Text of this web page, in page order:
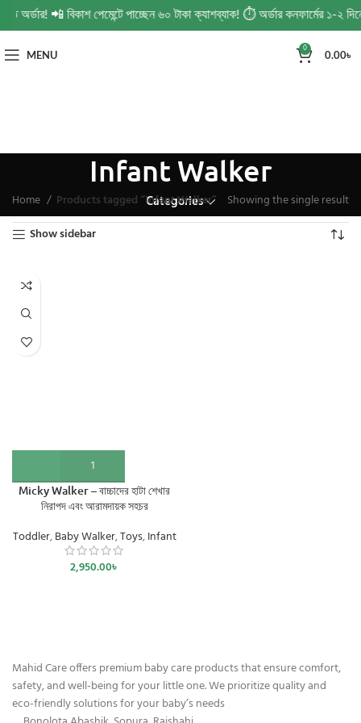
অর্ডার! 📲 বিকাশ পেমেন্টে পাচ্ছেন ৬০ টাকা ক্যাশব্যাক! ⏱️ অর্ডার কনফার্মের
MENU 0 0.00৳
Infant Walker
Categories
Home Products tagged “Infant Walker”
Showing the single result
Show sidebar
Micky Walker – বাচ্চাদের হাটা শেখার
নিরাপদ এবং আরামদায়ক সহচর
Toddler,Baby Walker,Toys,Infant
2,950.00৳
Mahid Care offers premium baby care products that ensure comfort,
safety, and well-being for your little one. We prioritize quality and
eco-friendly solutions for your baby’s needs